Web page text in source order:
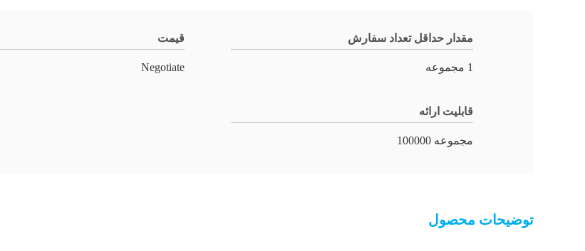
مقدار حداقل تعداد سفارش
1 مجموعه
قیمت
Negotiate
قابلیت ارائه
مجموعه 100000
توضیحات محصول